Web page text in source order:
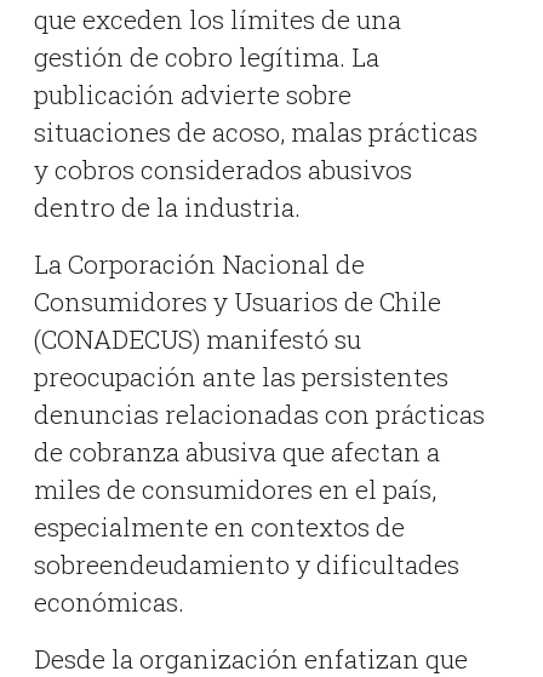
que exceden los límites de una
gestión de cobro legítima. La
publicación advierte sobre
situaciones de acoso, malas prácticas
y cobros considerados abusivos
dentro de la industria.
La Corporación Nacional de
Consumidores y Usuarios de Chile
(CONADECUS) manifestó su
preocupación ante las persistentes
denuncias relacionadas con prácticas
de cobranza abusiva que afectan a
miles de consumidores en el país,
especialmente en contextos de
sobreendeudamiento y dificultades
económicas.
Desde la organización enfatizan que